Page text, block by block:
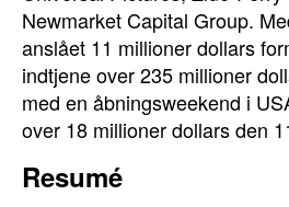
Newmarket Capital Group.
anslået 11 millioner dollars
indtjene over 235 millioner
med en åbningsweekend i
over 18 millioner dollars den
Resumé